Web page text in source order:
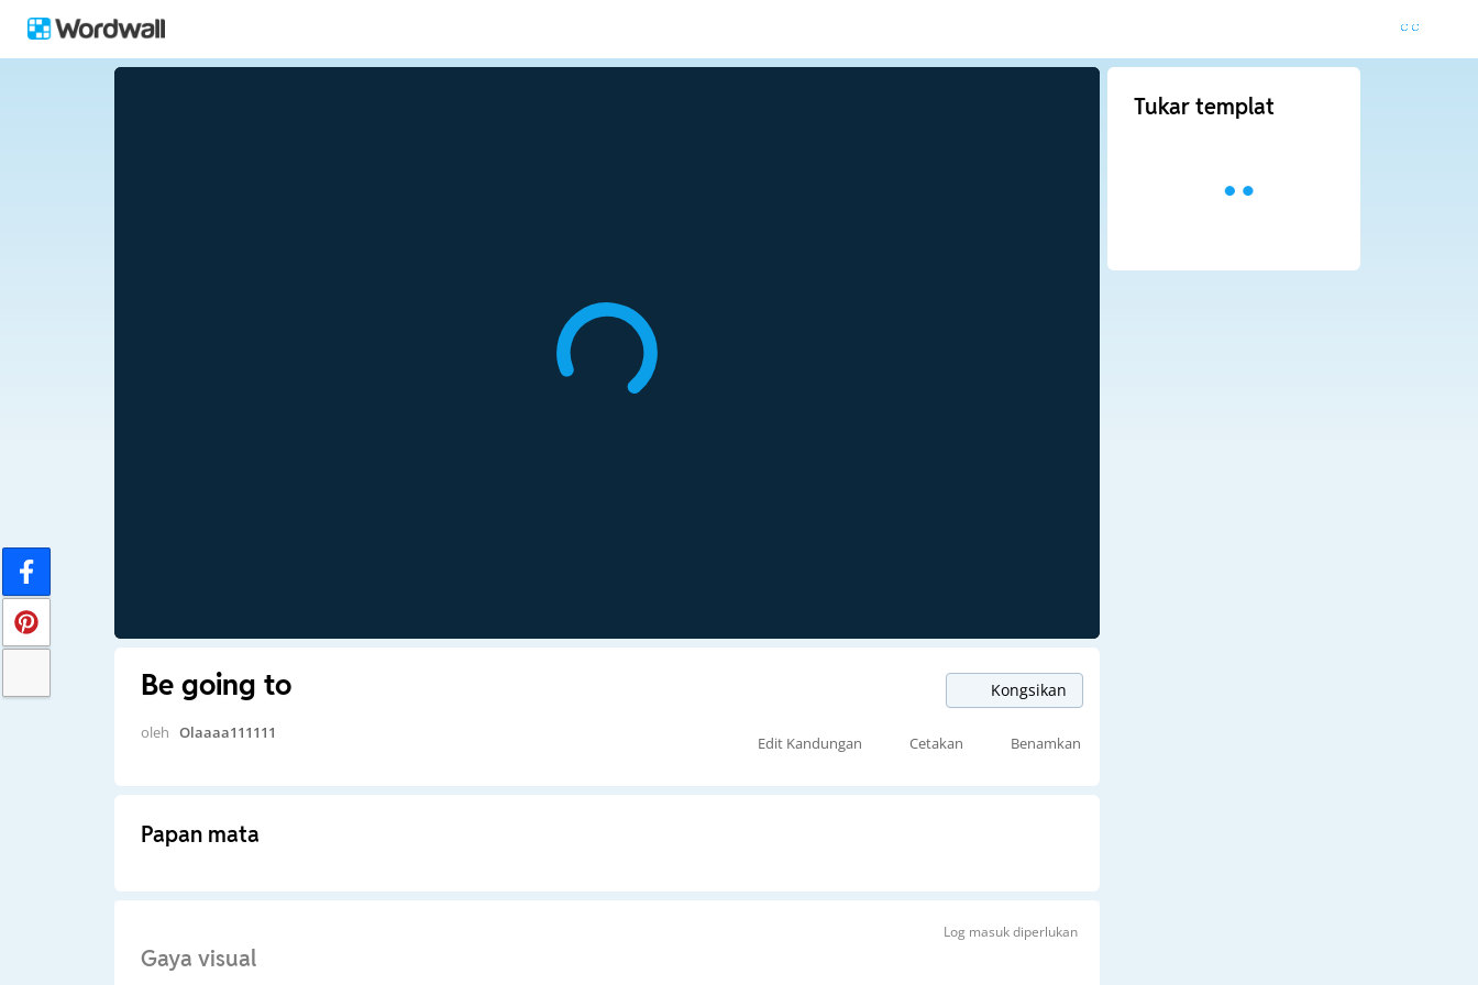
Be going to Kongsikan
oleh Olaaaa111111
Edit Kandungan Cetakan Benamkan
Papan mata
Log masuk diperlukan
Gaya visual
Tukar templat